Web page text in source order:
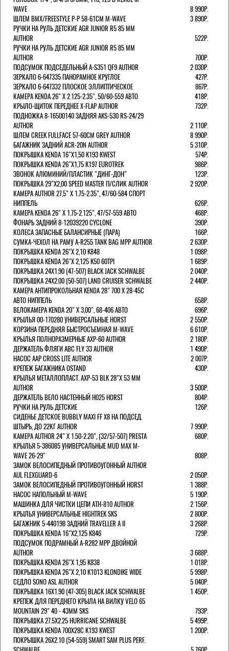
WAVE
8 990Р.
ШЛЕМ ВМХ/FREESTYLE Р-Р 58-61СМ M-WAVE
3 890Р.
РУЧКИ НА РУЛЬ ДЕТСКИЕ AGR JUNIOR R5 85 ММ
AUTHOR
522Р.
РУЧКИ НА РУЛЬ ДЕТСКИЕ AGR JUNIOR R5 85 ММ
AUTHOR
700Р.
ПОДСУМОК ПОДСЕДЕЛЬНЫЙ A-S351 QF9 AUTHOR
2 030Р.
ЗЕРКАЛО 6-647335 ПАНОРАМНОЕ КРУГЛОЕ
427Р.
ЗЕРКАЛО 6-647332 ПЛОСКОЕ ЭЛЛИПТИЧЕСКОЕ
867Р.
КАМЕРА KENDA 26" Х 2.125-2.35", 50/60-559 АВТО
418Р.
КРЫЛО-ЩИТОК ПЕРЕДНЕЕ X-FLAP AUTHOR
732Р.
ПОДНОЖКА 8-16500140 ЗАДНЯЯ AKS-530 RS-24/29
AUTHOR
2 110Р.
ШЛЕМ CREEK FULLFACE 57-60СМ GREY AUTHOR
8 990Р.
БАГАЖНИК ЗАДНИЙ ACR-20N AUTHOR
5 310Р.
ПОКРЫШКА KENDA 16"Х1,50 K193 KWEST
574Р.
ПОКРЫШКА KENDA 26"Х1,75 K197 EUROTREK
986Р.
ЗВОНОК АЛЮМИНИЙ/ПЛАСТИК "ДИНГ-ДОН"
123Р.
ПОКРЫШКА 29"Х2,00 SPEED MASTER П/СЛИК AUTHOR
2 920Р.
КАМЕРА AUTHOR 27,5" Х 1.75-2.35", 47/60-584 СПОРТ
НИППЕЛЬ
626Р.
КАМЕРА KENDA 26" Х 1.75-2.125", 47/57-559 АВТО
468Р.
ФОНАРЬ ЗАДНИЙ 8-12039220 CYCLONE
390Р.
КОЛЕСА ЗАПАСНЫЕ БАЛАНСИРНЫЕ (ПАРА)
166Р.
CУМКА-ЧЕХОЛ НА РАМУ A-R255 TANK BAG MPP AUTHOR
2 630Р.
ПОКРЫШКА KENDA 26"Х 2,10 K848
1 098Р.
ПОКРЫШКА KENDA 26"Х 2,125 K50 60TPI
1 689Р.
ПОКРЫШКА 24X1.90 (47-507) BLACK JACK SCHWALBE
2 040Р.
ПОКРЫШКА 24X2.00 (50-507) LAND CRUISER SCHWALBE
2 440Р.
КАМЕРА АНТИПРОКОЛЬНАЯ KENDA 28" 700 Х 28-45C
АВТО НИППЕЛЬ
658Р.
ВЕЛОКАМЕРА KENDA 20" Х 3,00", 68-406 АВТО
696Р.
КРЫЛЬЯ 00-170280 УНИВЕРСАЛЬНЫЕ HORST
2 550Р.
КОРЗИНА ПЕРЕДНЯЯ БЫСТРОСЪЕМНАЯ M-WAVE
6 610Р.
КРЫЛЬЯ ПОЛНОРАЗМЕРНЫЕ AXP-60 AUTHOR
2 180Р.
ДЕРЖАТЕЛЬ ФЛЯГИ АВС FLY 33 AUTHOR
1 490Р.
НАСОС AAP CROSS LITE AUTHOR
2 007Р.
КРЕПЕЖ БАГАЖНИКА OSTAND
430Р.
КРЫЛЬЯ МЕТАЛЛОПЛАСТ. AXP-53 BLK 28"Х 53 ММ
AUTHOR
3 500Р.
ДЕРЖАТЕЛЬ ВЕЛО НАСТЕННЫЙ H025 HORST
804Р.
РУЧКИ НА РУЛЬ ДЕТСКИЕ
126Р.
СИДЕНЬЕ ДЕТСКОЕ BUBBLY MAXI FF X8 НА ПОДСЕД.
ШТЫРЬ, ДО 22КГ AUTHOR
7 990Р.
КАМЕРА AUTHOR 24" Х 1.50-2.20", (32/57-507) PRESTA
680Р.
КРЫЛЬЯ 5-386085 УНИВЕРСАЛЬНЫЕ MUD MAX M-
WAVE 26-29"
808Р.
ЗАМОК ВЕЛОСИПЕДНЫЙ ПРОТИВОУГОННЫЙ AUTHOR
AUL FLEXGUARD-6
2 050Р.
ЗАМОК ВЕЛОСИПЕДНЫЙ ПРОТИВОУГОННЫЙ HORST
1 388Р.
НАСОС НАПОЛЬНЫЙ M-WAVE
5 190Р.
МАШИНКА ДЛЯ ЧИСТКИ ЦЕПИ ATH-810 AUTHOR
2 156Р.
КРЫЛЬЯ УНИВЕРСАЛЬНЫЕ HIGHTREK SKS
2 800Р.
БАГАЖНИК 5-440198 ЗАДНИЙ TRAVELLER A II
3 268Р.
ПОКРЫШКА KENDA 16"Х2,125 K846
729Р.
ПОДСУМОК ПОДРАМНЫЙ A-R282 MPP ДВОЙНОЙ
AUTHOR
3 688Р.
ПОКРЫШКА KENDA 26"Х 1,95 K838
1 018Р.
ПОКРЫШКА KENDA 26"Х 2,10 K1013 KLONDIKE WIDE
5 998Р.
СЕДЛО SONO ASL AUTHOR
5 040Р.
ПОКРЫШКА 16X1.90 (47-305) BLACK JACK SCHWALBE
1 450Р.
КРЕПЕЖ ДЛЯ ПЕРЕДНЕГО КРЫЛА НА ВИЛКУ VELO 65
MOUNTAIN 29" 40 - 43ММ SKS
793Р.
ПОКРЫШКА 27.5X2.25 HURRICANE SCHWALBE
5 499Р.
ПОКРЫШКА KENDA 700Х28С K193 KWEST
1 200Р.
ПОКРЫШКА 26X2.10 (54-559) SMART SAM PLUS PERF.